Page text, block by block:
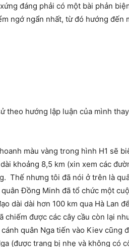
đáng phải có một bài phản
ngớ ngẩn nhất, từ đó hướng đến
theo hướng lập luận của mình
màu vàng trong hình H1 sẽ
khoảng 8,5 km (xin xem các
Thế nhưng tôi đã nói ở trên là
Đồng Minh đã tổ chức một
dài dài hơn 100 km qua Hà Lan
được các cây cầu còn lại
quân Nga tiến vào Kiev cũng
(được trang bị nhẹ và không có